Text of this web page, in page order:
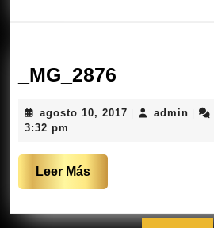
_MG_2876
agosto 10, 2017 agostoadmin
3:32 pm
Leer MásLeer
Más